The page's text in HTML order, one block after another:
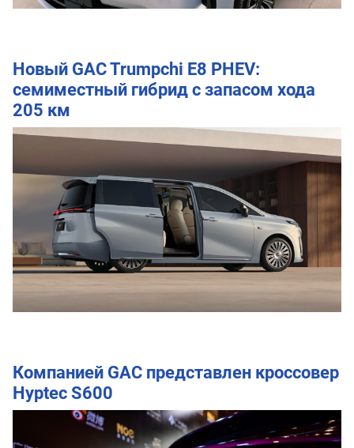
Новый GAC Trumpchi E8 PHEV:
семиместный гибрид с запасом хода
205 км
Компанией GAC представлен кроссовер
Hyptec S600